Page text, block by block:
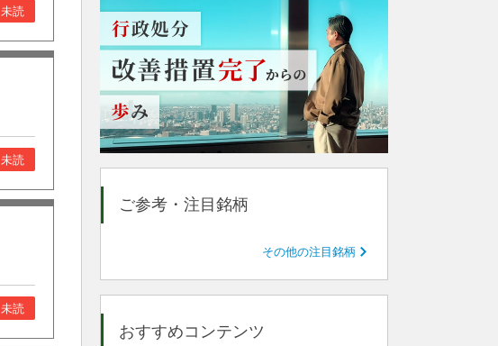
未読
未読
未読
ご参考・注目銘柄
その他の注目銘柄
おすすめコンテンツ